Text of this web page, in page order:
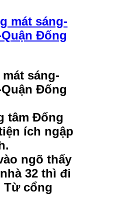
sáng-
Đống
tâm Đống
ích ngập
ngõ thấy
32 thì đi
Từ cổng